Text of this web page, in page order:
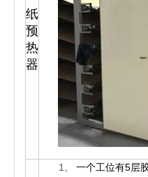
纸
预
热
器
1。
一个工位有5层